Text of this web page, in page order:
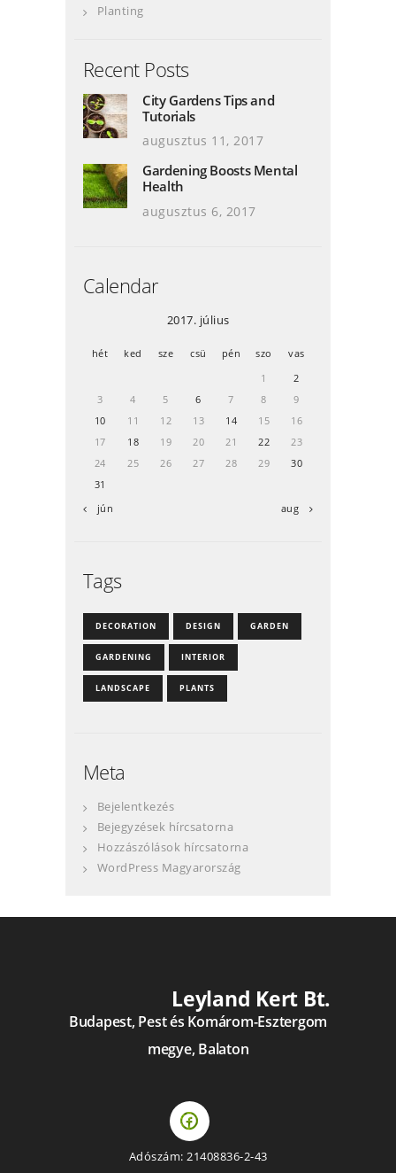
Planting
Recent Posts
City Gardens Tips and
Tutorials
augusztus 11, 2017
Gardening Boosts Mental
Health
augusztus 6, 2017
Calendar
2017. július
hét ked sze csü pén szo
vas
1
2
3
4 5 6 7 8
9
10
11 12 13 14 15
16
17
18 19 20 21 22
23
24
25 26 27 28 29
30
31
« jún
aug »
Tags
DECORATION DESIGN GARDEN
GARDENING INTERIOR
LANDSCAPE PLANTS
Meta
Bejelentkezés
Bejegyzések hírcsatorna
Hozzászólások hírcsatorna
WordPress Magyarország
Leyland Kert Bt.
Budapest, Pest és Komárom-Esztergom
megye, Balaton
Adószám: 21408836-2-43